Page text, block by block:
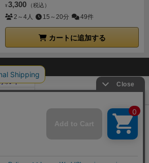
¥ 3,300 （税込）
2～4人 15～20分 49件
カートに追加する
ーマ】ボードゲームの総合情報サイト
All rights reserved.